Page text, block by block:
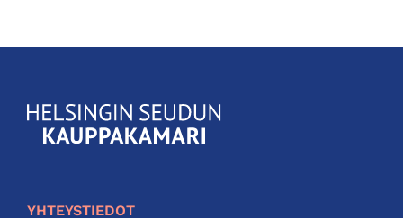
KauppakamariHelsingin
seudun
YHTEYSTIEDOT